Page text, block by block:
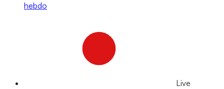
hebdo
Live